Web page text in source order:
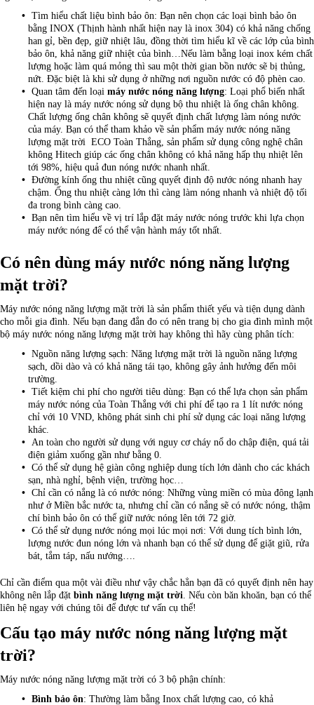
Tìm hiểu chất liệu bình bảo ôn: Bạn nên chọn các loại bình bảo ôn
bằng INOX (Thịnh hành nhất hiện nay là inox 304) có khả năng chống
han gỉ, bền đẹp, giữ nhiệt lâu, đồng thời tìm hiểu kĩ về các lớp của bình
bảo ôn, khả năng giữ nhiệt của bình…Nếu làm bằng loại inox kém chất
lượng hoặc làm quá mỏng thì sau một thời gian bồn nước sẽ bị thủng,
nứt. Đặc biệt là khi sử dụng ở những nơi nguồn nước có độ phèn cao.
Quan tâm đến loại máy nước nóng năng lượng: Loại phổ biến nhất
hiện nay là máy nước nóng sử dụng bộ thu nhiệt là ống chân không.
Chất lượng ống chân không sẽ quyết định chất lượng làm nóng nước
của máy. Bạn có thể tham khảo về sản phẩm máy nước nóng năng
lượng mặt trời ECO Toàn Thắng, sản phẩm sử dụng công nghệ chân
không Hitech giúp các ống chân không có khả năng hấp thụ nhiệt lên
tới 98%, hiệu quả đun nóng nước nhanh nhất.
Đường kính ống thu nhiệt cũng quyết định độ nước nóng nhanh hay
chậm. Ống thu nhiệt càng lớn thì càng làm nóng nhanh và nhiệt độ tối
đa trong bình càng cao.
Bạn nên tìm hiểu về vị trí lắp đặt máy nước nóng trước khi lựa chọn
máy nước nóng để có thể vận hành máy tốt nhất.
Có nên dùng máy nước nóng năng lượng
mặt trời?
Máy nước nóng năng lượng mặt trời là sản phẩm thiết yếu và tiện dụng dành
cho mỗi gia đình. Nếu bạn đang đắn đo có nên trang bị cho gia đình mình một
bộ máy nước nóng năng lượng mặt trời hay không thì hãy cùng phân tích:
Nguồn năng lượng sạch: Năng lượng mặt trời là nguồn năng lượng
sạch, dồi dào và có khả năng tái tạo, không gây ảnh hưởng đến môi
trường.
Tiết kiệm chi phí cho người tiêu dùng: Bạn có thể lựa chọn sản phẩm
máy nước nóng của Toàn Thắng với chi phí để tạo ra 1 lít nước nóng
chỉ với 10 VND, không phát sinh chi phí sử dụng các loại năng lượng
khác.
An toàn cho người sử dụng với nguy cơ cháy nổ do chập điện, quá tải
điện giảm xuống gần như bằng 0.
Có thể sử dụng hệ giàn công nghiệp dung tích lớn dành cho các khách
sạn, nhà nghỉ, bệnh viện, trường học…
Chỉ cần có nắng là có nước nóng: Những vùng miền có mùa đông lạnh
như ở Miền bắc nước ta, nhưng chỉ cần có nắng sẽ có nước nóng, thậm
chí bình bảo ôn có thể giữ nước nóng lên tới 72 giờ.
Có thể sử dụng nước nóng mọi lúc mọi nơi: Với dung tích bình lớn,
lượng nước đun nóng lớn và nhanh bạn có thể sử dụng để giặt giũ, rửa
bát, tắm táp, nấu nướng….
Chỉ cần điểm qua một vài điều như vậy chắc hẳn bạn đã có quyết định nên hay
không nên lắp đặt bình năng lượng mặt trời. Nếu còn băn khoăn, bạn có thể
liên hệ ngay với chúng tôi để được tư vấn cụ thể!
Cấu tạo máy nước nóng năng lượng mặt
trời?
Máy nước nóng năng lượng mặt trời có 3 bộ phận chính:
Bình bảo ôn: Thường làm bằng Inox chất lượng cao, có khả